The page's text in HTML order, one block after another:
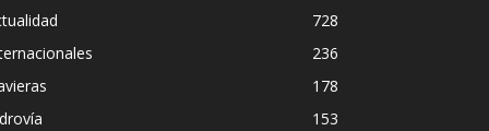
728
236
178
153